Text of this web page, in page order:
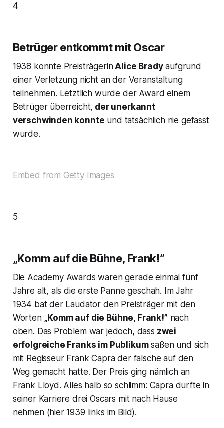
4
Betrüger entkommt mit Oscar
1938 konnte PreisträgerinAlice Bradyaufgrund
einer Verletzung nicht an der Veranstaltung
teilnehmen. Letztlich wurde der Award einem
Betrüger überreicht, der unerkannt
verschwinden konnte und tatsächlich nie gefasst
wurde.
Embed from Getty Images
5
„Komm auf die Bühne, Frank!”
Die Academy Awards waren gerade einmal fünf
Jahre alt, als die erste Panne geschah. Im Jahr
1934 bat der Laudator den Preisträger mit den
Worten „Komm auf die Bühne, Frank!” nach
oben. Das Problem war jedoch, dass zwei
erfolgreiche Franks im Publikumsaßen und sich
mit Regisseur Frank Capra der falsche auf den
Weg gemacht hatte. Der Preis ging nämlich an
Frank Lloyd. Alles halb so schlimm: Capra durfte in
seiner Karriere drei Oscars mit nach Hause
nehmen (hier 1939 links im Bild).